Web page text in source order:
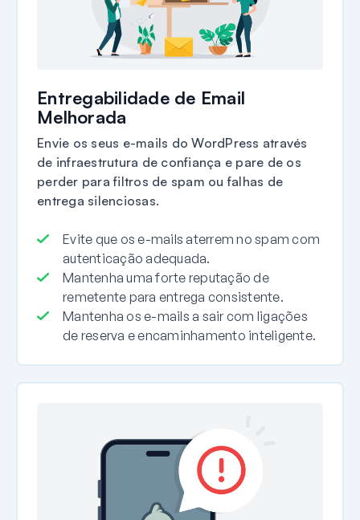
Entregabilidade de Email
Melhorada
Envie os seus e-mails do WordPress através
de infraestrutura de confiança e pare de os
perder para filtros de spam ou falhas de
entrega silenciosas.
Evite que os e-mails aterrem no spam com
autenticação adequada.
Mantenha uma forte reputação de
remetente para entrega consistente.
Mantenha os e-mails a sair com ligações
de reserva e encaminhamento inteligente.